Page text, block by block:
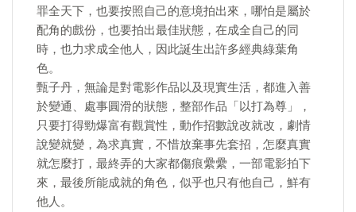
罪全天下，也要按照自己的意境拍出來，哪怕是屬於
配角的戲份，也要拍出最佳狀態，在成全自己的同
時，也力求成全他人，因此誕生出許多經典綠葉角
色。
甄子丹，無論是對電影作品以及現實生活，都進入善
於變通、處事圓滑的狀態，整部作品「以打為尊」，
只要打得勁爆富有觀賞性，動作招數說改就改，劇情
說變就變，為求真實，不惜放棄事先套招，怎麼真實
就怎麼打，最終弄的大家都傷痕纍纍，一部電影拍下
來，最後所能成就的角色，似乎也只有他自己，鮮有
他人。